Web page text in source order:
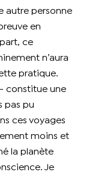
autre personne
en
ce
n’aura
pratique.
constitue une
pas pu
ces voyages
moins et
la planète
Je